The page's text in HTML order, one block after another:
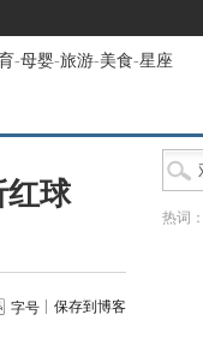
-母婴-旅游-美食-星座
红球
字号 保存到博客
热词